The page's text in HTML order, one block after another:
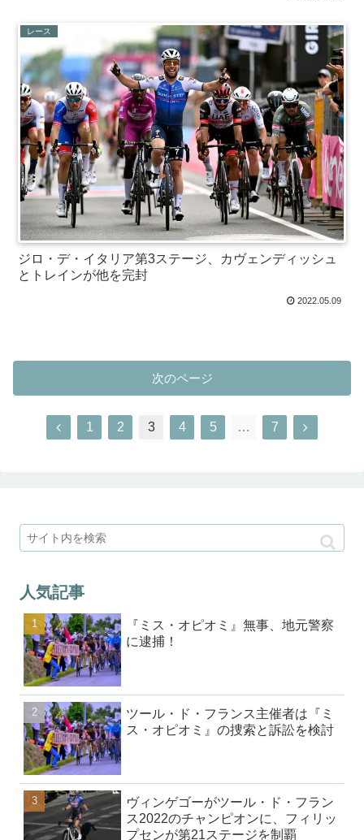
レース
ジロ・デ・イタリア第3ステージ、カヴェンディッシュ
とトレインが他を完封
2022.05.09
次のページ
1 2 3 4 5 … 7
人気記事
『ミス・オピオミ』無事、地元警察
に逮捕！
ツール・ド・フランス主催者は『ミ
ス・オピオミ』の捜索と訴訟を検討
ヴィンゲゴーがツール・ド・フラン
ス2022のチャンピオンに、フィリッ
プセンが第21ステージを制覇